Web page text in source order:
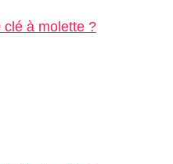
clé à molette ?